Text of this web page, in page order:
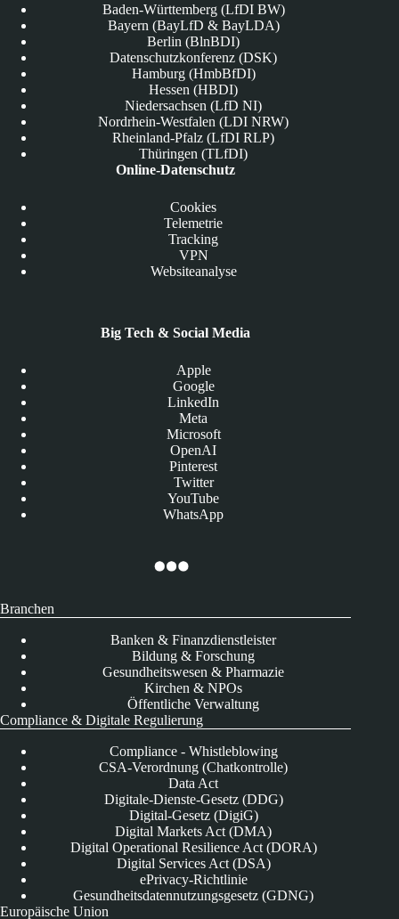
Baden-Württemberg (LfDI BW)
Bayern (BayLfD & BayLDA)
Berlin (BlnBDI)
Datenschutzkonferenz (DSK)
Hamburg (HmbBfDI)
Hessen (HBDI)
Niedersachsen (LfD NI)
Nordrhein-Westfalen (LDI NRW)
Rheinland-Pfalz (LfDI RLP)
Thüringen (TLfDI)
Online-Datenschutz
Cookies
Telemetrie
Tracking
VPN
Websiteanalyse
Big Tech & Social Media
Apple
Google
LinkedIn
Meta
Microsoft
OpenAI
Pinterest
Twitter
YouTube
WhatsApp
Branchen
Banken & Finanzdienstleister
Bildung & Forschung
Gesundheitswesen & Pharmazie
Kirchen & NPOs
Öffentliche Verwaltung
Compliance & Digitale Regulierung
Compliance - Whistleblowing
CSA-Verordnung (Chatkontrolle)
Data Act
Digitale-Dienste-Gesetz (DDG)
Digital-Gesetz (DigiG)
Digital Markets Act (DMA)
Digital Operational Resilience Act (DORA)
Digital Services Act (DSA)
ePrivacy-Richtlinie
Gesundheitsdatennutzungsgesetz (GDNG)
Europäische Union